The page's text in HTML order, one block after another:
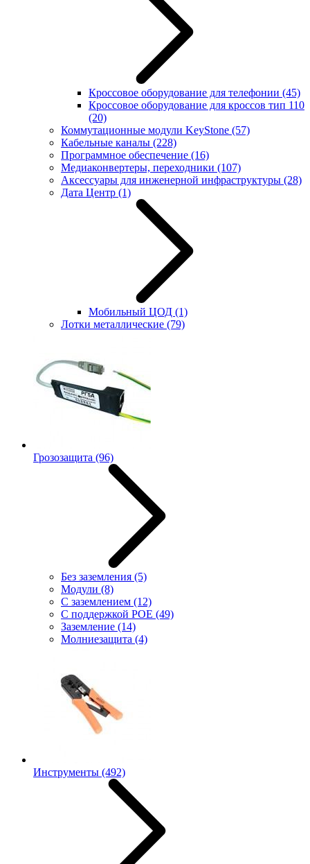
Кроссовое оборудование для телефонии (45)
Кроссовое оборудование для кроссов тип 110
(20)
Коммутационные модули KeyStone (57)
Кабельные каналы (228)
Программное обеспечение (16)
Медиаконвертеры, переходники (107)
Аксессуары для инженерной инфраструктуры (28)
Дата Центр (1)
Мобильный ЦОД (1)
Лотки металлические (79)
Грозозащита (96)
Без заземления (5)
Модули (8)
С заземлением (12)
С поддержкой POE (49)
Заземление (14)
Молниезащита (4)
Инструменты (492)